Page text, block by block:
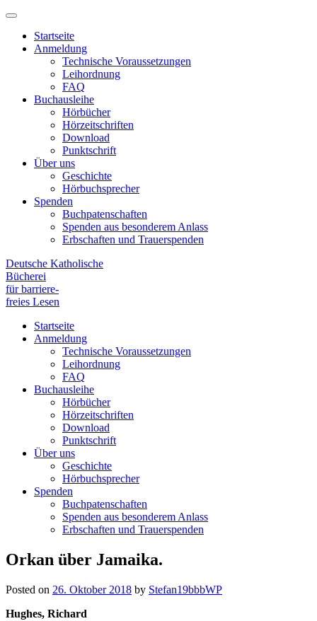
Hauptmenü
Primary
Startseite
Anmeldung
Technische Voraussetzungen
Leihordnung
FAQ
Buchausleihe
Hörbücher
Hörzeitschriften
Download
Punktschrift
Über uns
Geschichte
Hörbuchsprecher
Spenden
Buchpatenschaften
Spenden aus besonderem Anlass
Erbschaften und Trauerspenden
Deutsche Katholische
Bücherei
für barriere-
freies Lesen
Deutsche
barriere+SBR+freies
Lesen
Kostenloser
Verleih
Büchern
Punktdruck
Hörbuch
im
Format
Blinde
Startseite
Anmeldung
Technische Voraussetzungen
Leihordnung
FAQ
Buchausleihe
Hörbücher
Hörzeitschriften
Download
Punktschrift
Über uns
Geschichte
Hörbuchsprecher
Spenden
Buchpatenschaften
Spenden aus besonderem Anlass
Erbschaften und Trauerspenden
Skip
to
Orkan über Jamaika.
Posted on 26. Oktober 2018 by Stefan19bbbWP
Hughes, Richard